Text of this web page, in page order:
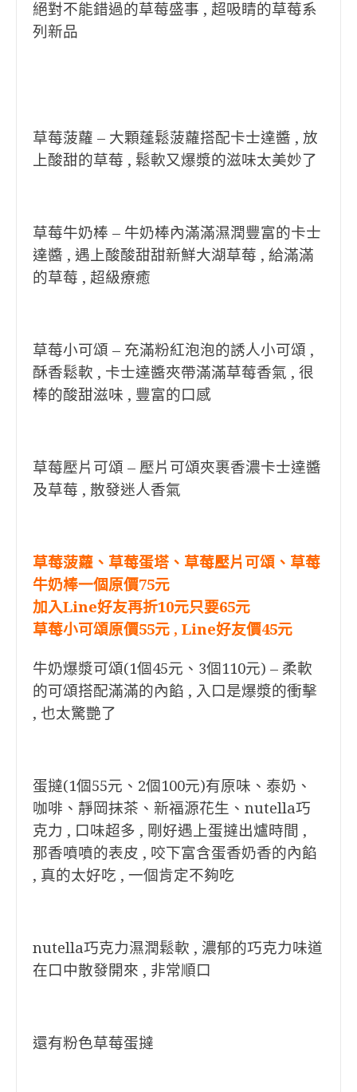
絕對不能錯過的草莓盛事 , 超吸睛的草莓系
列新品
草莓菠蘿 – 大顆蓬鬆菠蘿搭配卡士達醬 , 放
上酸甜的草莓 , 鬆軟又爆漿的滋味太美妙了
草莓牛奶棒 – 牛奶棒內滿滿濕潤豐富的卡士
達醬 , 遇上酸酸甜甜新鮮大湖草莓 , 給滿滿
的草莓 , 超級療癒
草莓小可頌 – 充滿粉紅泡泡的誘人小可頌 ,
酥香鬆軟 , 卡士達醬夾帶滿滿草莓香氣 , 很
棒的酸甜滋味 , 豐富的口感
草莓壓片可頌 – 壓片可頌夾裹香濃卡士達醬
及草莓 , 散發迷人香氣
草莓菠蘿、草莓蛋塔、草莓壓片可頌、草莓
牛奶棒一個原價75元
加入Line好友再折10元只要65元
草莓小可頌原價55元 , Line好友價45元
牛奶爆漿可頌(1個45元、3個110元) – 柔軟
的可頌搭配滿滿的內餡 , 入口是爆漿的衝擊
, 也太驚艷了
蛋撻(1個55元、2個100元)有原味、泰奶、
咖啡、靜岡抹茶、新福源花生、nutella巧
克力 , 口味超多 , 剛好遇上蛋撻出爐時間 ,
那香噴噴的表皮 , 咬下富含蛋香奶香的內餡
, 真的太好吃 , 一個肯定不夠吃
nutella巧克力濕潤鬆軟 , 濃郁的巧克力味道
在口中散發開來 , 非常順口
還有粉色草莓蛋撻